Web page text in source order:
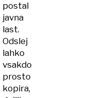
postal
javna
last.
Odslej
lahko
vsakdo
prosto
kopira,